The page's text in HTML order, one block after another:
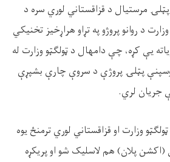
مرستيال د قزاقستاني لوري سره د
د روانو پروژو په تړاو هراړخيز تخنيکي
يې کړه، چې دامهال د ټولګټو وزارت له
پټلۍ پروژې د سروې چارې بشپړې
جريان لري.
وزارت او قزاقستاني لوري ترمنځ يوه
پلان) هم لاسليک شو او پریکړه